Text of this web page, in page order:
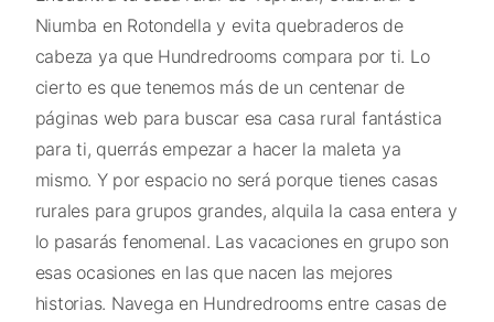
Niumba en Rotondella y evita quebraderos de
cabeza ya que Hundredrooms compara por ti. Lo
cierto es que tenemos más de un centenar de
páginas web para buscar esa casa rural fantástica
para ti, querrás empezar a hacer la maleta ya
mismo. Y por espacio no será porque tienes casas
rurales para grupos grandes, alquila la casa entera y
lo pasarás fenomenal. Las vacaciones en grupo son
esas ocasiones en las que nacen las mejores
historias. Navega en Hundredrooms entre casas de